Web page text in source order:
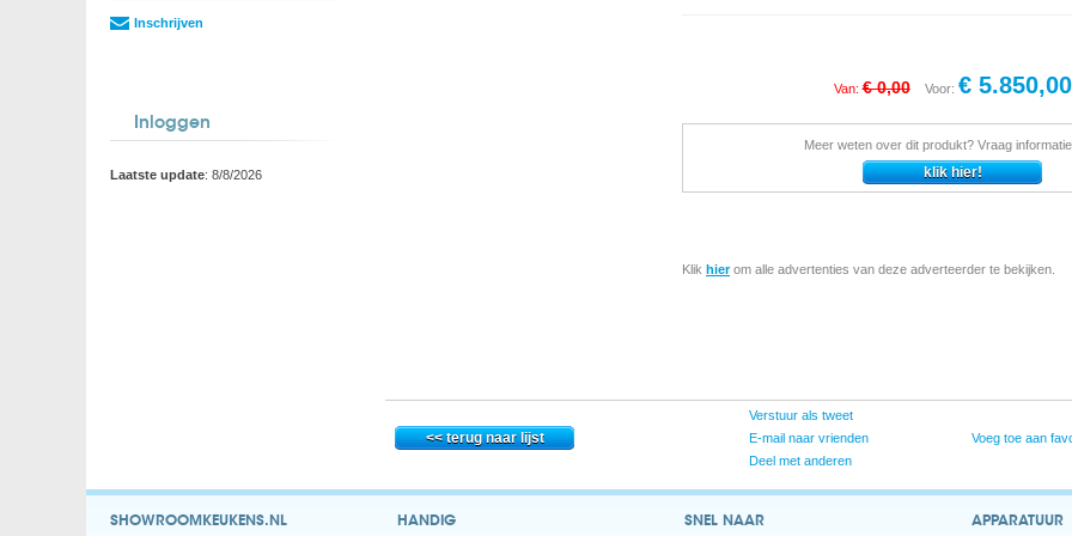
Inschrijven
Inloggen
Laatste update: 8/8/2026
Van:€ 0,00 Voor: € 5.850,00
Meer weten over dit produkt? Vraag informatie
Klik hierom alle advertenties van deze adverteerder te bekijken.
Verstuur als tweet
E-mail naar vrienden
Deel met anderen
Voeg toe aan
SHOWROOMKEUKENS.NL HANDIG SNEL NAAR APPARATUUR